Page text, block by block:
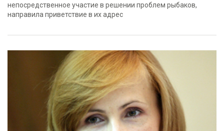
непосредственное участие в решении проблем рыбаков,
направила приветствие в их адрес